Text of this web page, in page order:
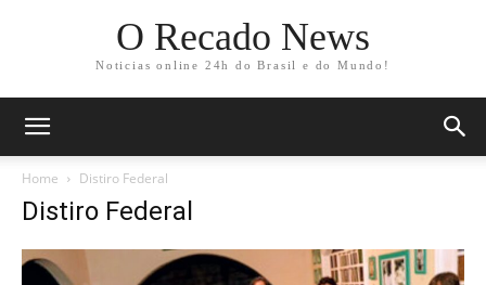
O Recado News
Noticias online 24h do Brasil e do Mundo!
Home Distiro Federal
Distiro Federal